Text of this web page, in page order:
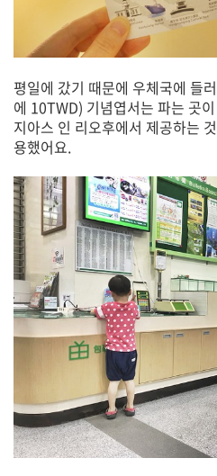
평일에 갔기 때문에 우체국에 들
에 10TWD) 기념엽서는 파는 곳
지아스 인 리오후에서 제공하는
용했어요.